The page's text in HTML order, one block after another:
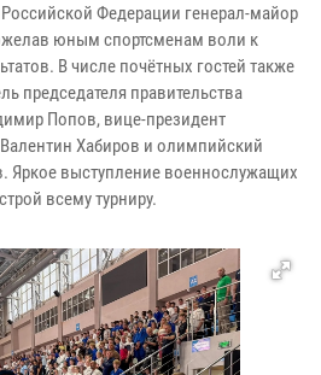
Российской Федерации генерал-майор
юным спортсменам воли к
В числе почётных гостей также
председателя правительства
Попов, вице-президент
Хабиров и олимпийский
Яркое выступление военнослужащих
всему турниру.